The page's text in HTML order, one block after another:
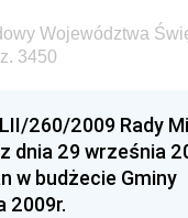
Ministra
Morskiej
Ministra Spraw
Centralnego
Województwa
3450
260/2009 Rady
dnia 29 września
w budżecie Gminy
2009r.